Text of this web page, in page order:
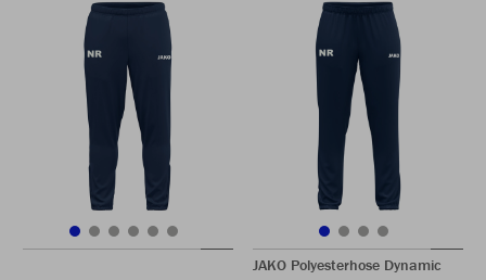
JAKO Polyesterhose Dynamic